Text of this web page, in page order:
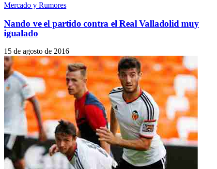
Mercado y Rumores
Nando ve el partido contra el Real Valladolid muy
igualado
15 de agosto de 2016